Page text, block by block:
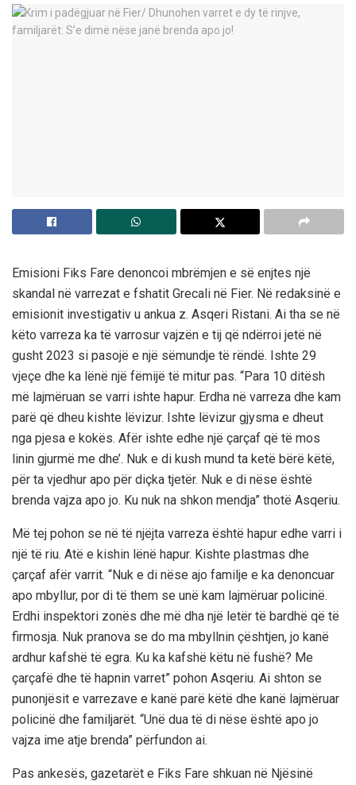
Emisioni Fiks Fare denoncoi mbrëmjen e së enjtes një
skandal në varrezat e fshatit Grecali në Fier. Në redaksinë e
emisionit investigativ u ankua z. Asqeri Ristani. Ai tha se në
këto varreza ka të varrosur vajzën e tij që ndërroi jetë në
gusht 2023 si pasojë e një sëmundje të rëndë. Ishte 29
vjeçe dhe ka lënë një fëmijë të mitur pas. “Para 10 ditësh
më lajmëruan se varri ishte hapur. Erdha në varreza dhe kam
parë që dheu kishte lëvizur. Ishte lëvizur gjysma e dheut
nga pjesa e kokës. Afër ishte edhe një çarçaf që të mos
linin gjurmë me dhe’. Nuk e di kush mund ta ketë bërë këtë,
për ta vjedhur apo për diçka tjetër. Nuk e di nëse është
brenda vajza apo jo. Ku nuk na shkon mendja” thotë Asqeriu.
Më tej pohon se në të njëjta varreza është hapur edhe varri i
një të riu. Atë e kishin lënë hapur. Kishte plastmas dhe
çarçaf afër varrit. “Nuk e di nëse ajo familje e ka denoncuar
apo mbyllur, por di të them se unë kam lajmëruar policinë.
Erdhi inspektori zonës dhe më dha një letër të bardhë që të
firmosja. Nuk pranova se do ma mbyllnin çështjen, jo kanë
ardhur kafshë të egra. Ku ka kafshë këtu në fushë? Me
çarçafë dhe të hapnin varret” pohon Asqeriu. Ai shton se
punonjësit e varrezave e kanë parë këtë dhe kanë lajmëruar
policinë dhe familjarët. “Unë dua të di nëse është apo jo
vajza ime atje brenda” përfundon ai.
Pas ankesës, gazetarët e Fiks Fare shkuan në Njësinë